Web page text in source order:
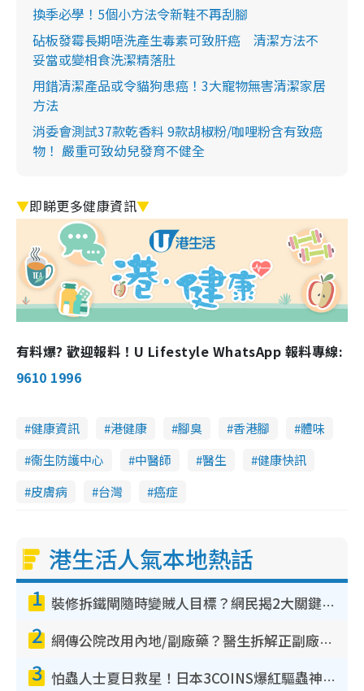
換季必學！5個小方法令新鞋不再刮腳
砧板發霉長期唔洗產生毒素可致肝癌 清潔方法不
妥當或變相食洗潔精落肚
用錯清潔產品或令貓狗患癌！3大寵物無害清潔家居
方法
消委會測試37款乾香料 9款胡椒粉/咖哩粉含有致癌
物！ 嚴重可致幼兒發育不健全
▼即睇更多健康資訊▼
有料爆? 歡迎報料！U Lifestyle WhatsApp 報料專線:
9610 1996
健康資訊 港健康 腳臭 香港腳
體味
衞生防護中心
中醫師 醫生
健康快訊
皮膚病
台灣 癌症
港生活人氣本地熱話
1 裝修拆鐵閘隨時變賊人目標？網民揭2大關鍵用途：裝新式等於白裝？附新舊鐵閘分別
2 網傳公院改用內地/副廠藥？醫生拆解正副廠分別 揭4類人換藥隨時出事
3 怕蟲人士夏日救星！日本3COINS爆紅驅蟲神器$45起 1招「全程免觸碰」輕鬆搞定小強